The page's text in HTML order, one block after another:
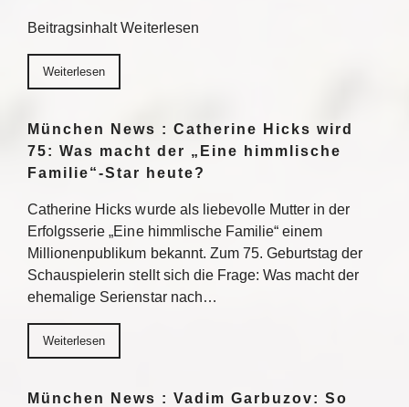
Beitragsinhalt Weiterlesen
Weiterlesen
München News : Catherine Hicks wird
75: Was macht der „Eine himmlische
Familie“-Star heute?
Catherine Hicks wurde als liebevolle Mutter in der
Erfolgsserie „Eine himmlische Familie“ einem
Millionenpublikum bekannt. Zum 75. Geburtstag der
Schauspielerin stellt sich die Frage: Was macht der
ehemalige Serienstar nach…
Weiterlesen
München News : Vadim Garbuzov: So